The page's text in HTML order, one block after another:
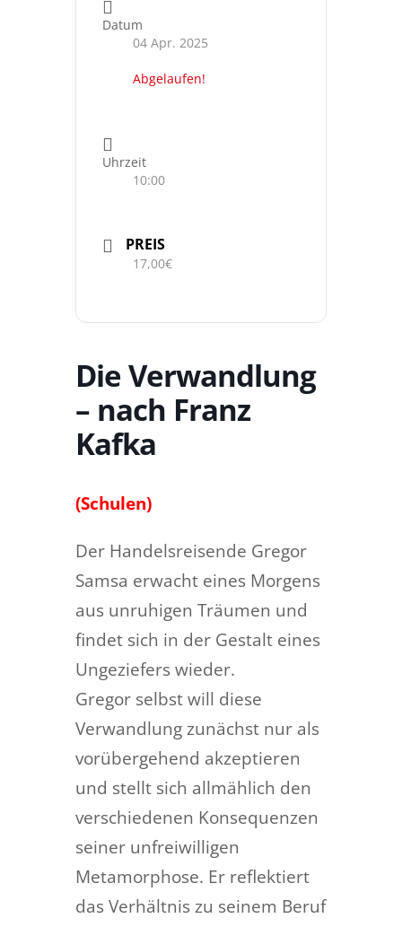
Datum
04 Apr. 2025
Abgelaufen!
Uhrzeit
10:00
PREIS
17,00€
Die Verwandlung
– nach Franz
Kafka
(Schulen)
Der Handelsreisende Gregor
Samsa erwacht eines Morgens
aus unruhigen Träumen und
findet sich in der Gestalt eines
Ungeziefers wieder.
Gregor selbst will diese
Verwandlung zunächst nur als
vorübergehend akzeptieren
und stellt sich allmählich den
verschiedenen Konsequenzen
seiner unfreiwilligen
Metamorphose. Er reflektiert
das Verhältnis zu seinem Beruf